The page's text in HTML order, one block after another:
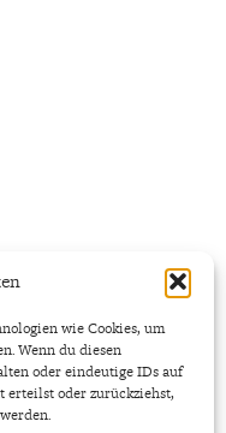
wie Cookies, um
Wenn du diesen
oder eindeutige IDs auf
erteilst oder zurückziehst,